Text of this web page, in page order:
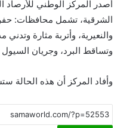
أصدر المركز الوطني للأرصاد
الشرقية، تشمل محافظات: حفر
والنعيرية، وأتربة مثارة
وتساقط البرد، وجريان السيول
وأفاد المركز أن هذه الحالة